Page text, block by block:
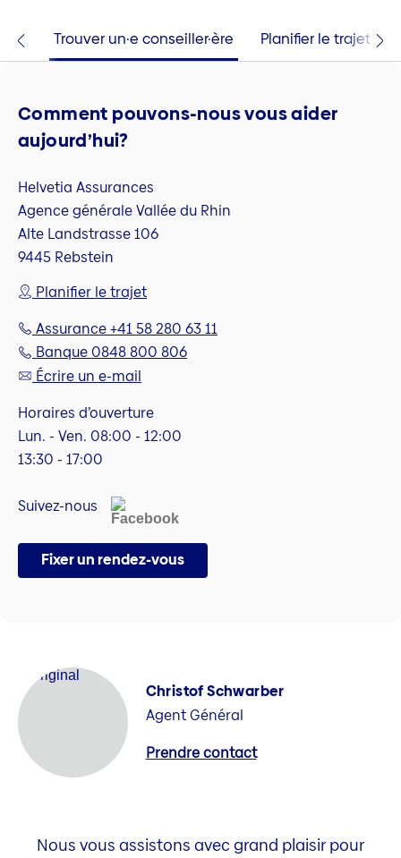
Trouver un·e conseiller·ère Planifier le trajet
Comment pouvons-nous vous aider
aujourd’hui?
Helvetia Assurances
Agence générale Vallée du Rhin
Alte Landstrasse 106
9445 Rebstein
Planifier le trajet
Assurance +41 58 280 63 11
Banque 0848 800 806
Écrire un e-mail
Horaires d’ouverture
Lun. - Ven. 08:00 - 12:00
13:30 - 17:00
Suivez-nous
Fixer un rendez-vous
Christof Schwarber
Agent Général
Prendre contact
Nous vous assistons avec grand plaisir pour